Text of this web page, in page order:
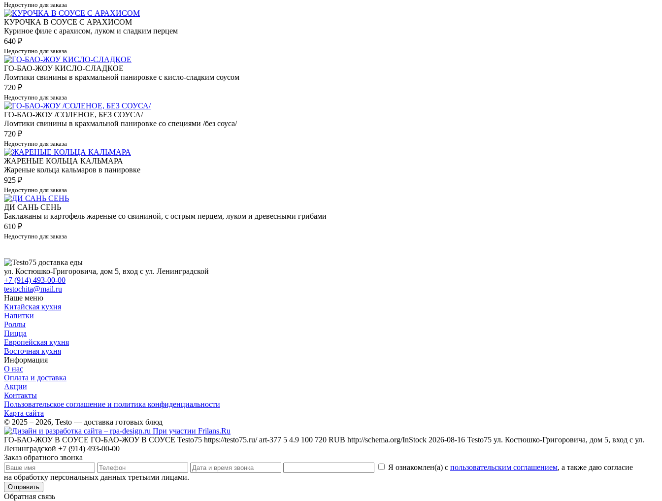
Недоступно для заказа
КУРОЧКА В СОУСЕ С АРАХИСОМ
Куриное филе с арахисом, луком и сладким перцем
640 ₽
Недоступно для заказа
ГО-БАО-ЖОУ КИСЛО-СЛАДКОЕ
Ломтики свинины в крахмальной панировке с кисло-сладким соусом
720 ₽
Недоступно для заказа
ГО-БАО-ЖОУ /СОЛЕНОЕ, БЕЗ СОУСА/
Ломтики свинины в крахмальной панировке со специями /без соуса/
720 ₽
Недоступно для заказа
ЖАРЕНЫЕ КОЛЬЦА КАЛЬМАРА
Жареные кольца кальмаров в панировке
925 ₽
Недоступно для заказа
ДИ САНЬ СЕНЬ
Баклажаны и картофель жареные со свининой, с острым перцем, луком и древесными грибами
610 ₽
Недоступно для заказа
ул. Костюшко-Григоровича, дом 5, вход с ул. Ленинградской
+7 (914) 493-00-00
testochita@mail.ru
Наше меню
Китайская кухня
Напитки
Роллы
Пицца
Европейская кухня
Восточная кухня
Информация
О нас
Оплата и доставка
Акции
Контакты
Пользовательское соглашение и политика конфиденциальности
Карта сайта
© 2025 – 2026, Testo — доставка готовых блюд
При участии Frilans.Ru
ГО-БАО-ЖОУ В СОУСЕ ГО-БАО-ЖОУ В СОУСЕ Testo75 https://testo75.ru/ art-377 5 4.9 100 720 RUB http://schema.org/InStock 2026-08-16 Testo75 ул. Костюшко-Григоровича, дом 5, вход с ул.
Ленинградской +7 (914) 493-00-00
Заказ обратного звонка
Я ознакомлен(а) с пользовательским соглашением, а также даю согласие
на обработку персональных данных третьими лицами.
Отправить
Обратная связь